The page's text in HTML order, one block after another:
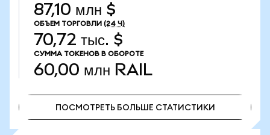
87,10 млн $
ОБЪЕМ ТОРГОВЛИ (24 Ч)
70,72 тыс. $
СУММА ТОКЕНОВ В ОБОРОТЕ
60,00 млн RAIL
ПОСМОТРЕТЬ БОЛЬШЕ СТАТИСТИКИ